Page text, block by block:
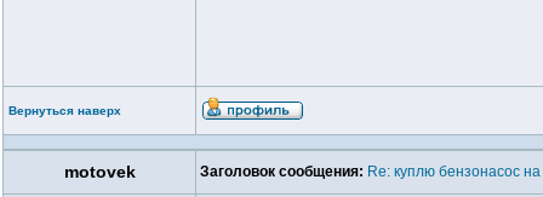
Вернуться наверх
motovek Заголовок сообщения: Re: куплю бензонасос